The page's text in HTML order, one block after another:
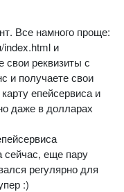
Все намного проще:
index.html и
свои реквизиты с
и получаете свои
епейсервиса и
даже в долларах
сейчас, еще пару
регулярно для
:)